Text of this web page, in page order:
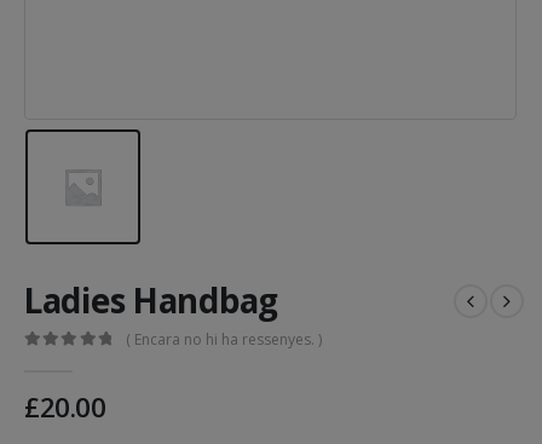
Ladies Handbag
( Encara no hi ha ressenyes. )
£20.00